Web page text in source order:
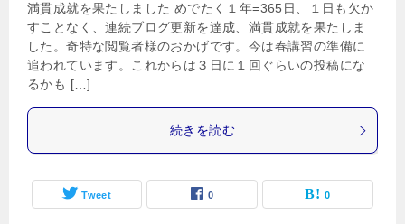
満貫成就を果たしました めでたく１年=365日、１日も欠か
すことなく、連続ブログ更新を達成、満貫成就を果たしま
した。奇特な閲覧者様のおかげです。今は春講習の準備に
追われています。これからは３日に１回ぐらいの投稿にな
るかも […]
続きを読む
Tweet 0 0